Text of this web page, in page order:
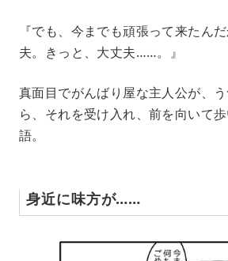
『でも、今までも頑張って来たん
夫。きっと、大丈夫……。』
真面目でがんばり屋な主人公が、
ら、それを受け入れ、前を向いて
語。
身近に味方が……